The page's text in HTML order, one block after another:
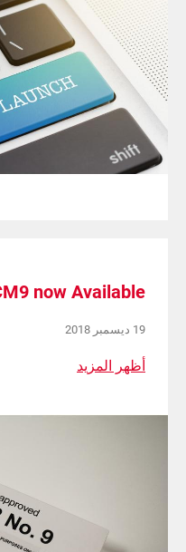
now Available
19 ديسمبر 2018
أظهر المزيد